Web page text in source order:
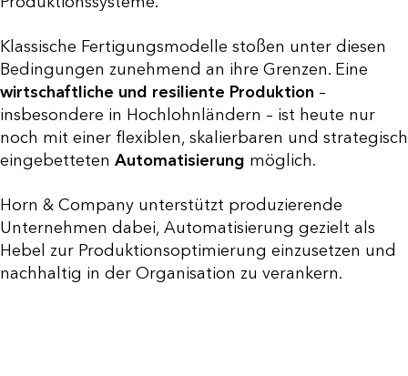
Klassische Fertigungsmodelle stoßen unter diesen
Bedingungen zunehmend an ihre Grenzen. Eine
wirtschaftliche und resiliente Produktion –
insbesondere in Hochlohnländern – ist heute nur
noch mit einer flexiblen, skalierbaren und strategisch
eingebetteten Automatisierung möglich.
Horn & Company unterstützt produzierende
Unternehmen dabei, Automatisierung gezielt als
Hebel zur Produktionsoptimierung einzusetzen und
nachhaltig in der Organisation zu verankern.